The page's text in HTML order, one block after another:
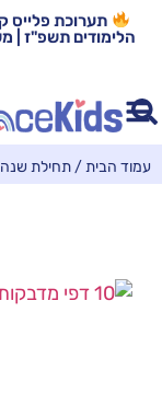
עמוד הבית/ תחילת שנה